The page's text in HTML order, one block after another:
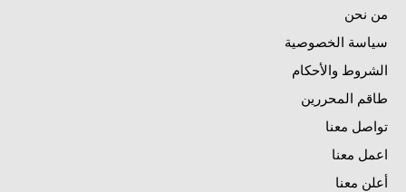
من نحن
سياسة الخصوصية
الشروط والأحكام
طاقم المحررين
تواصل معنا
اعمل معنا
أعلن معنا